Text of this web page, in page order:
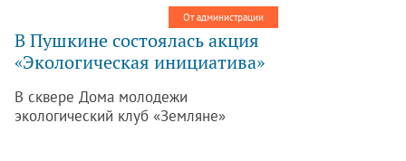
единства. Молодежный музыкальный
театр вовлек участников праздника в
яркий и богатый мир традиционной
русской культуры.
От администрации
В Пушкине состоялась акция
«Экологическая инициатива»
В сквере Дома молодежи
экологический клуб «Земляне»